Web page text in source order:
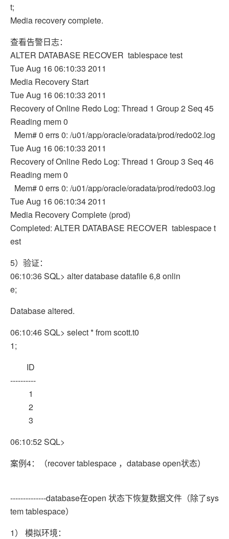
t;
Media recovery complete.
查看告警日志：
ALTER DATABASE RECOVER tablespace test
Tue Aug 16 06:10:33 2011
Media Recovery Start
Tue Aug 16 06:10:33 2011
Recovery of Online Redo Log: Thread 1 Group 2 Seq 45
Reading mem 0
Mem# 0 errs 0: /u01/app/oracle/oradata/prod/redo02.log
Tue Aug 16 06:10:33 2011
Recovery of Online Redo Log: Thread 1 Group 3 Seq 46
Reading mem 0
Mem# 0 errs 0: /u01/app/oracle/oradata/prod/redo03.log
Tue Aug 16 06:10:34 2011
Media Recovery Complete (prod)
Completed: ALTER DATABASE RECOVER tablespace t
est
5）验证：
06:10:36 SQL> alter database datafile 6,8 onlin
e;
Database altered.
06:10:46 SQL> select * from scott.t0
1;
ID
----------
1
2
3
06:10:52 SQL>
案例4：（recover tablespace ，database open状态）
--------------database在open 状态下恢复数据文件（除了sys
tem tablespace）
1） 模拟环境：